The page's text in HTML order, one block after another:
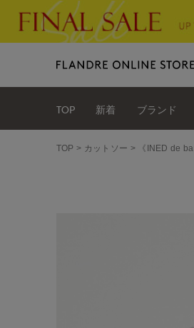
TOP 新着 ブランド
TOP カットソー 《INED de